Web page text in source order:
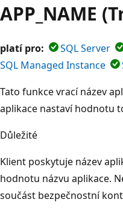
APP_NAME
platí pro: SQL Server
SQL Managed Instance
Tato funkce vrací název
aplikace nastaví hodnotu
Důležité
Klient poskytuje název
hodnotu názvu aplikace.
součást bezpečnostní